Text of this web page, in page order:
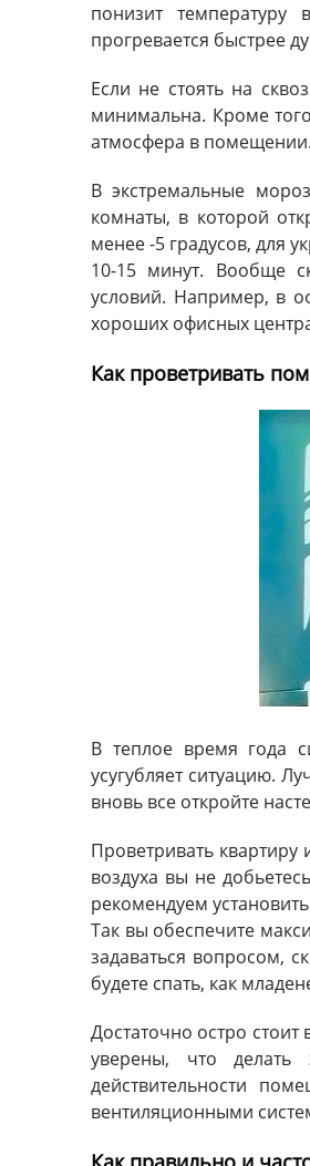
понизит
прогревается быстрее
Если не стоять на
минимальна. Кроме
атмосфера в помещении.
В экстремальные
комнаты, в которой
менее -5 градусов, для
10-15 минут. Вообще
условий. Например, в
хороших офисных
Как проветривать
В теплое время года
усугубляет ситуацию.
вновь все откройте
Проветривать
воздуха вы не
рекомендуем
Так вы обеспечите
задаваться вопросом,
будете спать, как
Достаточно остро
уверены, что
действительности
вентиляционными